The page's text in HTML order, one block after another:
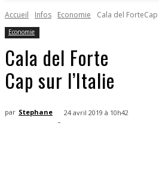
Accueil Infos Economie Cala del ForteCap
Economie
Cala del Forte
Cap sur l’Italie
par Stephane
-
24 avril 2019 à 10h42